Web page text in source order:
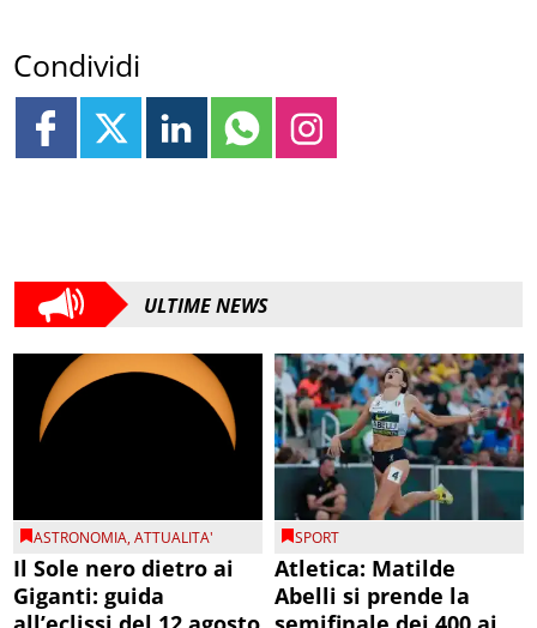
Condividi
ULTIME NEWS
ASTRONOMIA,ATTUALITA'
Il Sole nero dietro ai
Giganti: guida
SPORT
Atletica: Matilde
Abelli si prende la